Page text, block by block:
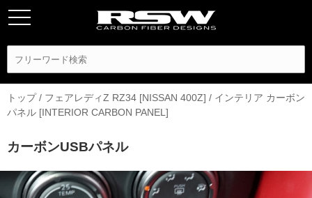
トップ/ フェアレディZ RZ34 [NISSAN 400Z] / インテリア カーボン
パネル [INTERIOR CARBON PANEL]
カーボンUSBパネル